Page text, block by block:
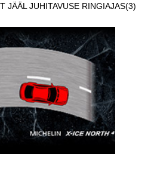
JÄÄL JUHITAVUSE RINGIAJAS(3)